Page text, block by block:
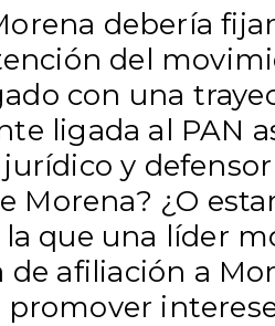
debería
del
con una
ligada al PAN
y
Morena? ¿O
que una líder
de afiliación a